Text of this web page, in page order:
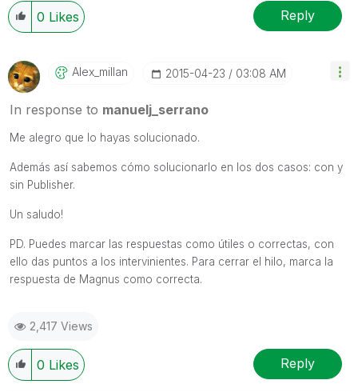
0 Likes Reply
Alex_millan ‎2015-04-23 03:08 AM
In response to manuelj_serrano
Me alegro que lo hayas solucionado.
Además así sabemos cómo solucionarlo en los dos casos: con y
sin Publisher.
Un saludo!
PD. Puedes marcar las respuestas como útiles o correctas, con
ello das puntos a los intervinientes. Para cerrar el hilo, marca la
respuesta de Magnus como correcta.
2,417 Views
0 Likes Reply